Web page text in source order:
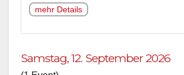
mehr Details
Samstag, 12. September 2026